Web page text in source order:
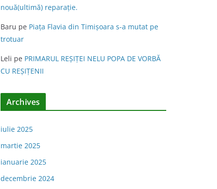
nouă(ultimă) reparație.
Baru pe Piața Flavia din Timişoara s-a mutat pe
trotuar
Leli pe PRIMARUL REŞIŢEI NELU POPA DE VORBĂ
CU REŞIŢENII
Archives
iulie 2025
martie 2025
ianuarie 2025
decembrie 2024